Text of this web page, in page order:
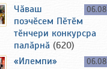
06.08
Чӑваш
поэчӗсем Пӗтӗм
тӗнчери конкурсра
палӑрнӑ (620)
06.08
«Илемпи»